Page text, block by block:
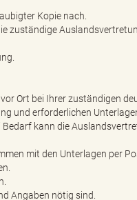
Kopie nach.
zuständige
Ort bei Ihrer zuständigen
und erforderlichen
kann die
mit den Unterlagen per
Angaben nötig sind.